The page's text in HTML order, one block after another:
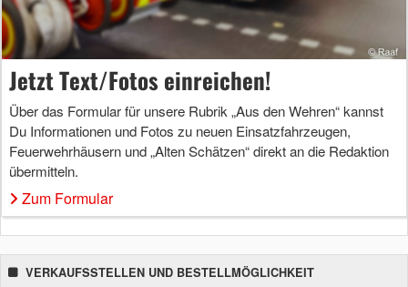
Jetzt Text/Fotos einreichen!
Über das Formular für unsere Rubrik „Aus den Wehren“ kannst
Du Informationen und Fotos zu neuen Einsatzfahrzeugen,
Feuerwehrhäusern und „Alten Schätzen“ direkt an die Redaktion
übermitteln.
Zum Formular
VERKAUFSSTELLEN UND BESTELLMÖGLICHKEIT